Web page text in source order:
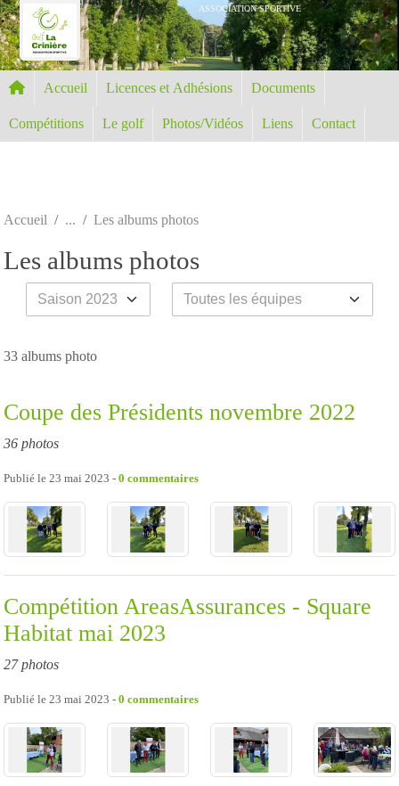
ASSOCIATION SPORTIVE
Accueil Licences et Adhésions Documents
Compétitions Le golf Photos/Vidéos Liens Contact
Accueil Les albums photos
Les albums photos
33 albums photo
Coupe des Présidents novembre 2022
36 photos
Publié le 23 mai 2023 - 0 commentaires
Compétition AreasAssurances - Square
Habitat mai 2023
27 photos
Publié le 23 mai 2023 - 0 commentaires
Panneau de gestion des cookies